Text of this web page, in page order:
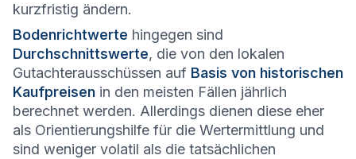
kurzfristig ändern.
Bodenrichtwerte hingegen sind
Durchschnittswerte, die von den lokalen
Gutachterausschüssen auf Basis von historischen
Kaufpreisen in den meisten Fällen jährlich
berechnet werden. Allerdings dienen diese eher
als Orientierungshilfe für die Wertermittlung und
sind weniger volatil als die tatsächlichen